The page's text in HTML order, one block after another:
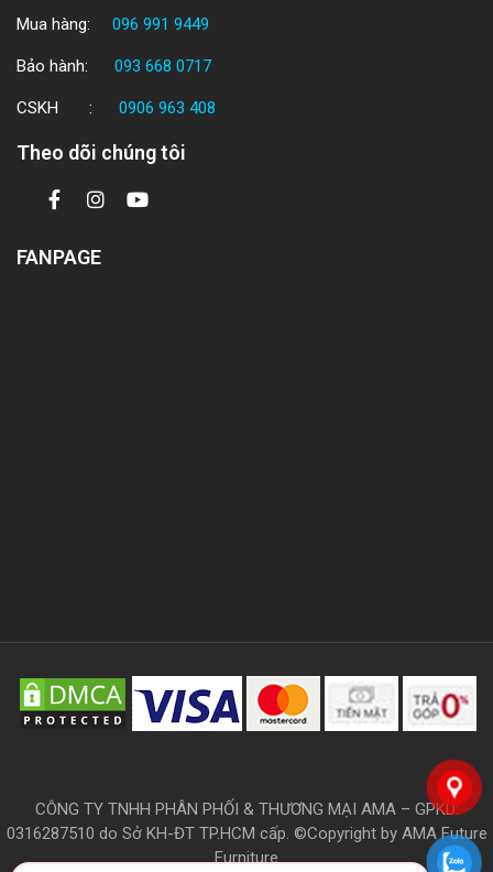
Mua hàng: 096 991 9449
Bảo hành: 093 668 0717
CSKH : 0906 963 408
Theo dõi chúng tôi
FANPAGE
CÔNG TY TNHH PHÂN PHỐI & THƯƠNG MẠI AMA – GPKD:
0316287510 do Sở KH-ĐT TP.HCM cấp. ©Copyright by AMA Future
Furniture